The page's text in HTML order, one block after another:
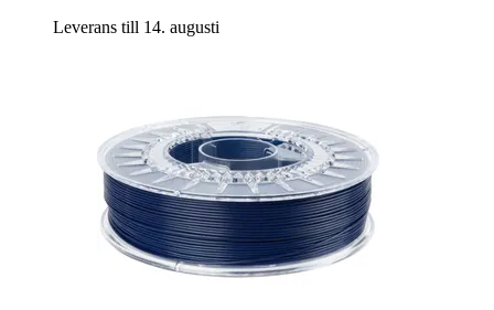
Leverans till 14. augusti